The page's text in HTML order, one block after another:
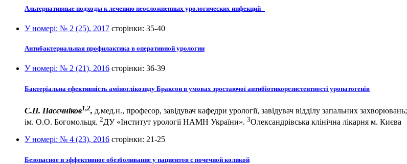
Альтернативные подходы к лечению неосложненных урологических инфекций
У номері: № 2 (25), 2017 сторінки: 35-40
Антибактериальная профилактика в оперативной урологии
У номері: № 2 (21), 2016 сторінки: 36-39
Бактеріальна ефективність аміноглікозиду Браксон в умовах зростаючої антибіотикорезистентності уропатогенів
С.П. Пасєчніков1,2, д.мед.н., професор, завідувач кафедри урології, завідувач відділу запальних захворювань;
ім. О.О. Богомольця. 2ДУ «Інститут урології НАМН України». 3Олександрівська клінічна лікарня м. Києва
У номері: № 4 (23), 2016 сторінки: 21-25
Безопасное и эффективное обезболивание у пациентов с почечной коликой